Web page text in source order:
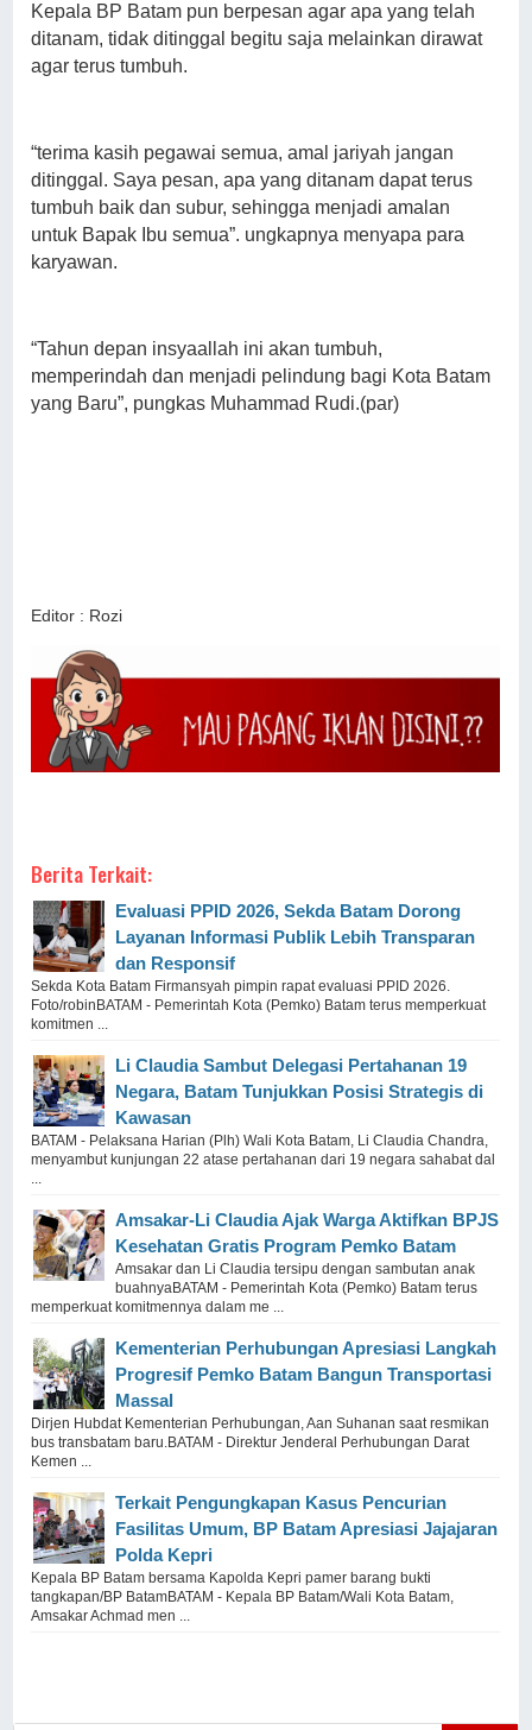
Kepala BP Batam pun berpesan agar apa yang telah
ditanam, tidak ditinggal begitu saja melainkan dirawat
agar terus tumbuh.
“terima kasih pegawai semua, amal jariyah jangan
ditinggal. Saya pesan, apa yang ditanam dapat terus
tumbuh baik dan subur, sehingga menjadi amalan
untuk Bapak Ibu semua”. ungkapnya menyapa para
karyawan.
“Tahun depan insyaallah ini akan tumbuh,
memperindah dan menjadi pelindung bagi Kota Batam
yang Baru”, pungkas Muhammad Rudi.(par)
Editor : Rozi
Berita Terkait:
Evaluasi PPID 2026, Sekda Batam Dorong
Layanan Informasi Publik Lebih Transparan
dan Responsif
Sekda Kota Batam Firmansyah pimpin rapat evaluasi PPID 2026.
Foto/robinBATAM - Pemerintah Kota (Pemko) Batam terus memperkuat
komitmen ...
Li Claudia Sambut Delegasi Pertahanan 19
Negara, Batam Tunjukkan Posisi Strategis di
Kawasan
BATAM - Pelaksana Harian (Plh) Wali Kota Batam, Li Claudia Chandra,
menyambut kunjungan 22 atase pertahanan dari 19 negara sahabat dal
Amsakar-Li Claudia Ajak Warga Aktifkan BPJS
Kesehatan Gratis Program Pemko Batam
Amsakar dan Li Claudia tersipu dengan sambutan anak
buahnyaBATAM - Pemerintah Kota (Pemko) Batam terus
memperkuat komitmennya dalam me ...
Kementerian Perhubungan Apresiasi Langkah
Progresif Pemko Batam Bangun Transportasi
Massal
Dirjen Hubdat Kementerian Perhubungan, Aan Suhanan saat resmikan
bus transbatam baru.BATAM - Direktur Jenderal Perhubungan Darat
Kemen ...
Terkait Pengungkapan Kasus Pencurian
Fasilitas Umum, BP Batam Apresiasi Jajajaran
Polda Kepri
Kepala BP Batam bersama Kapolda Kepri pamer barang bukti
tangkapan/BP BatamBATAM - Kepala BP Batam/Wali Kota Batam,
Amsakar Achmad men ...